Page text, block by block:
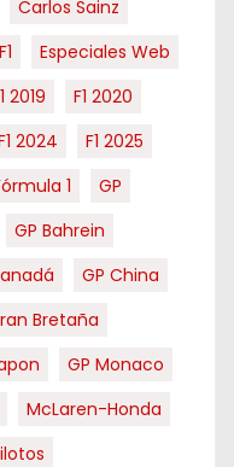
Carlos Sainz
Especiales Web
2019
F1 2020
2024
F1 2025
1
GP
GP Bahrein
GP China
Bretaña
GP Monaco
McLaren-Honda